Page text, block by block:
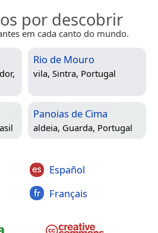
por descobrir
em cada canto do mundo.
Rio de Mouro
vila, Sintra, Portugal
Panoias de Cima
aldeia, Guarda, Portugal
Español
Français